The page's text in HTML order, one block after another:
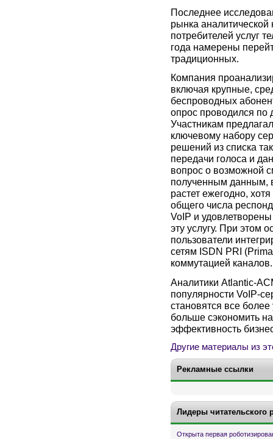
Последнее
рынка аналитической
потребителей услуг
года намерены
традиционных.
Компания
включая крупные,
беспроводных
опрос проводился
Участникам
ключевому набору
решений из списка
передачи голоса и
вопрос о возможной
полученным данным,
растет ежегодно,
общего числа
VoIP и
эту услугу. При этом
пользователи
сетям ISDN PRI
коммутацией каналов.
Аналитики Atlantic-
популярности VoIP-
становятся все
больше сэкономить
эффективность
Другие материалы из
Рекламные ссылки
Лидеры читательского
Открыта первая